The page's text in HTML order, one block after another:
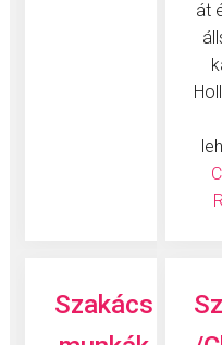
át
Szakács